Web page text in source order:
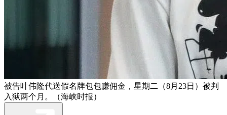
被告叶伟隆代送假名牌包包赚佣金，星期二（8月23日）被判
入狱两个月。（海峡时报）